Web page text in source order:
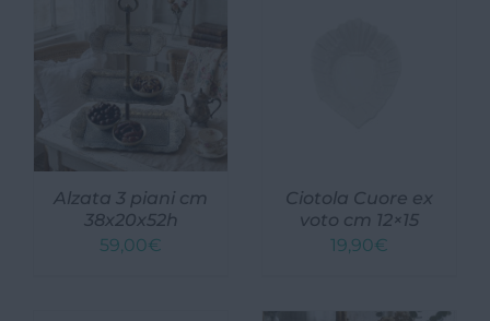
Fragranze d’ambiente e Saponi
Zucche e zucchette
Buono Regalo
Natale
PASQUA
Alzata 3 piani cm
38x20x52h
59,00€
Ciotola Cuore ex
voto cm 12×15
19,90€